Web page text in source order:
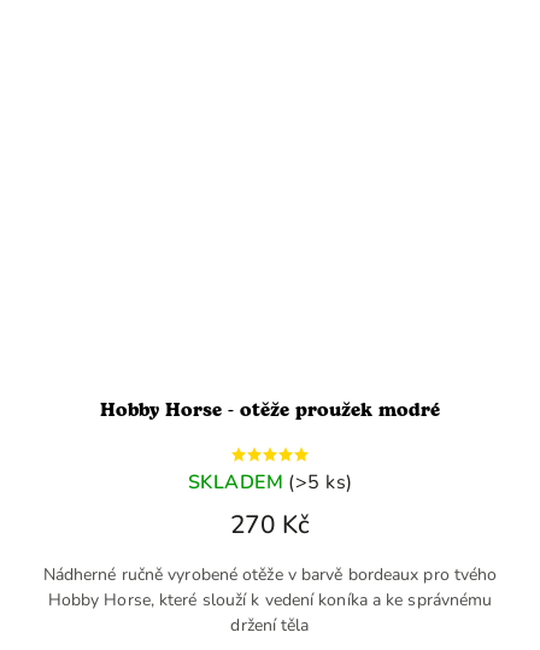
Hobby Horse - otěže proužek modré
SKLADEM (>5 ks)
270 Kč
Nádherné ručně vyrobené otěže v barvě bordeaux pro tvého
Hobby Horse, které slouží k vedení koníka a ke správnému
držení těla